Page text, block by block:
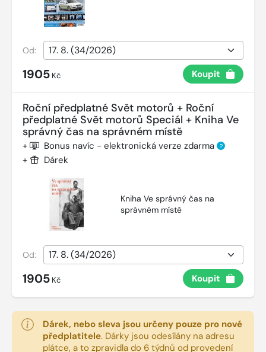
Od:
1905 Kč Koupit
Roční předplatné Svět motorů + Roční
předplatné Svět motorů Speciál + Kniha Ve
správný čas na správném místě
+ Bonus navíc - elektronická verze zdarma ?
+ Dárek
Kniha Ve správný čas na
správném místě
Od:
1905 Kč Koupit
Dárek, nebo sleva jsou určeny pouze pro nové
předplatitele. Dárky jsou odesílány na adresu
plátce, a to zpravidla do 6 týdnů od provedení